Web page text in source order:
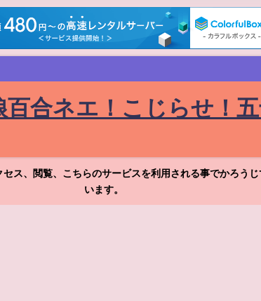
合ネエ！こじらせ！
ス、閲覧、こちらのサービスを利用される事でかろう
います。